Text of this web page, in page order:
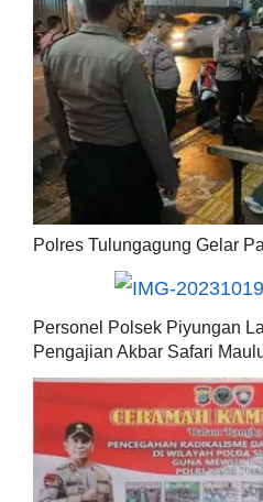
Polres Tulungagung Gelar
Personel Polsek Piyungan
Pengajian Akbar Safari